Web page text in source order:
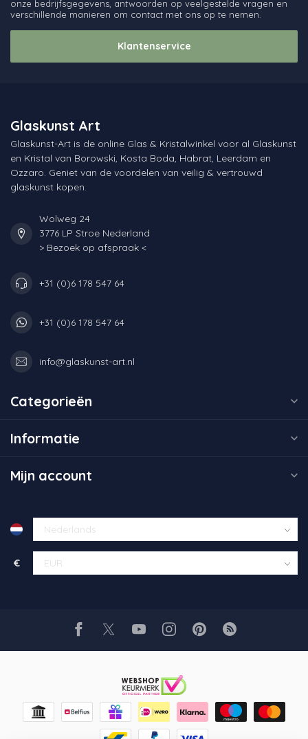
onze bedrijfsgegevens, antwoorden op veelgestelde vragen en
verschillende manieren om contact met ons op te nemen.
Klantenservice
Glaskunst Art
Glaskunst-Art is de online Glas & Kristalwinkel voor al Glaskunst
en Kristal van Borowski, Kosta Boda, Habrat, Leerdam en
Ozzaro. Geniet van de voordelen van veilig & vertrouwd
glaskunst kopen.
Wolweg 24
3776 LP Stroe Nederland
> Bezoek op afspraak <
+31 (0)6 178 547 64
+31 (0)6 178 547 64
info@glaskunst-art.nl
Categorieën
Informatie
Mijn account
€